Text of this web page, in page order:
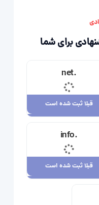
برای شما
.net
قبلا ثبت شده است
34,120,000 ریال
.info
قبلا ثبت شده است